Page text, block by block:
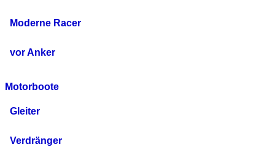
Moderne Racer
vor Anker
Motorboote
Gleiter
Verdränger